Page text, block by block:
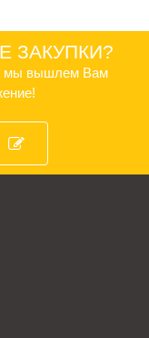
ЗАКУПКИ?
мы вышлем Вам